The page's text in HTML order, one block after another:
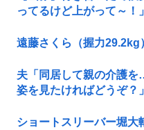
ってるけど上がって～
遠藤さくら（握力
夫「同居して親の介護
姿を見たければどうぞ？」
ショートスリーバー堀大